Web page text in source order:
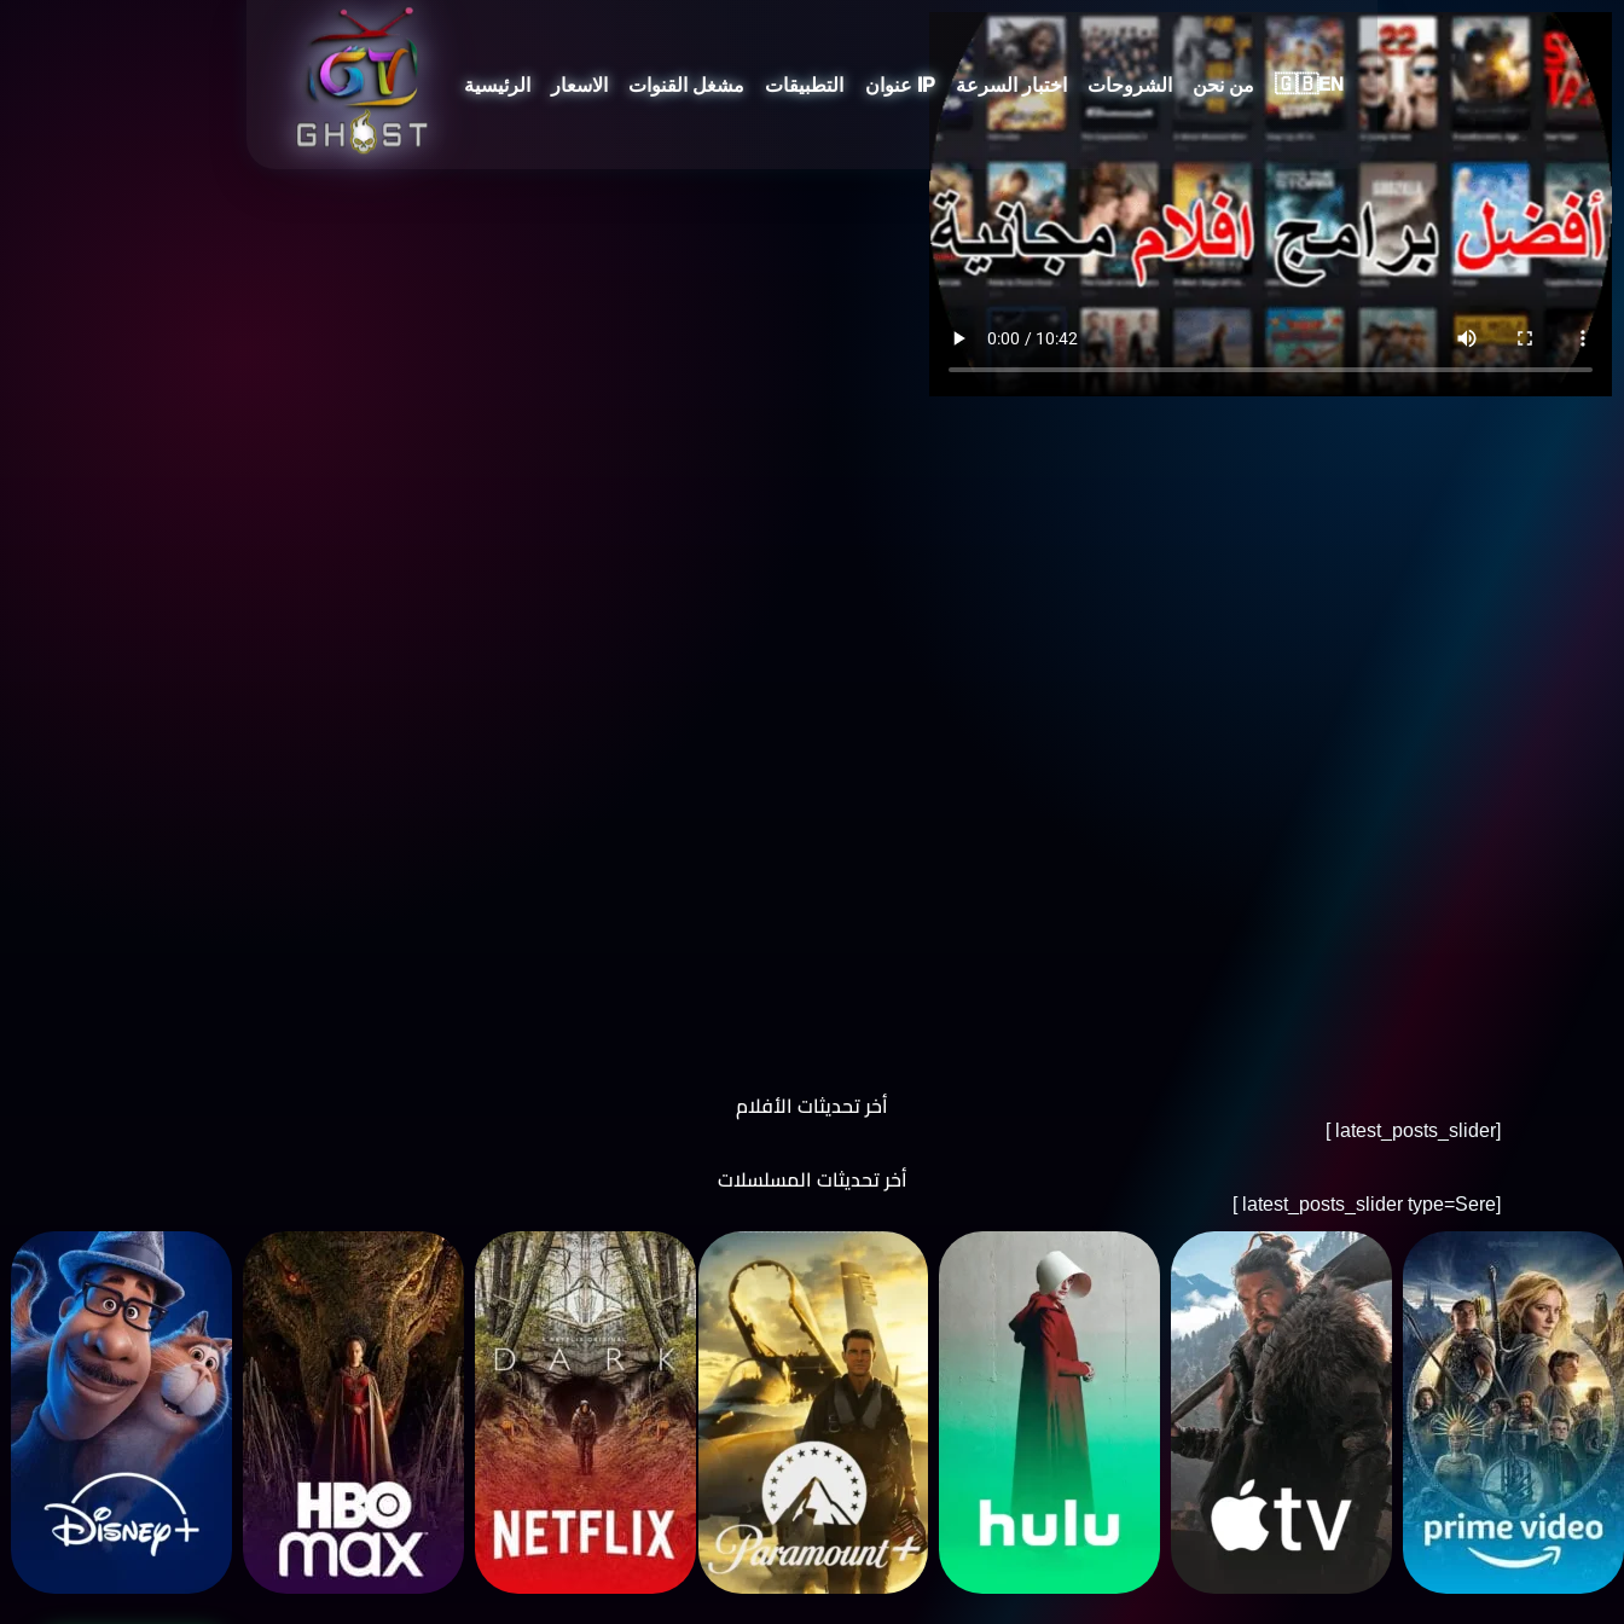
الرئيسية الاسعار مشغل القنوات التطبيقات عنوان IP اختبار السرعة الشروحات من نحن 🇬🇧EN
أخر تحديثات الأفلام
[latest_posts_slider ]
أخر تحديثات المسلسلات
[latest_posts_slider type=Sere ]